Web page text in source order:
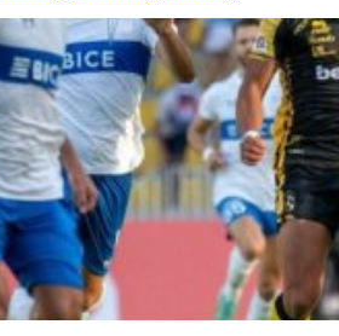
palpites, onde assistir e
Argentino (02/06)